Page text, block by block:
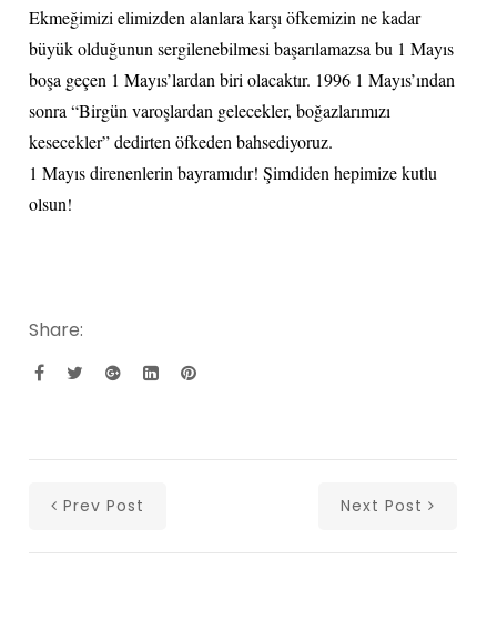
Ekmeğimizi elimizden alanlara karşı öfkemizin ne kadar
büyük olduğunun sergilenebilmesi başarılamazsa bu 1 Mayıs
boşa geçen 1 Mayıs’lardan biri olacaktır. 1996 1 Mayıs’ından
sonra “Birgün varoşlardan gelecekler, boğazlarımızı
kesecekler” dedirten öfkeden bahsediyoruz.
1 Mayıs direnenlerin bayramıdır! Şimdiden hepimize kutlu
olsun!
Share:
Prev Post Next Post